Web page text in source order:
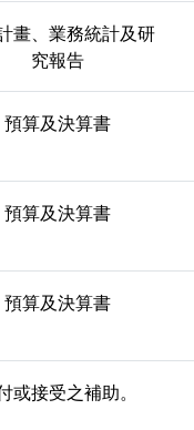
畫、業務統計及研
究報告
預算及決算書
預算及決算書
預算及決算書
或接受之補助。